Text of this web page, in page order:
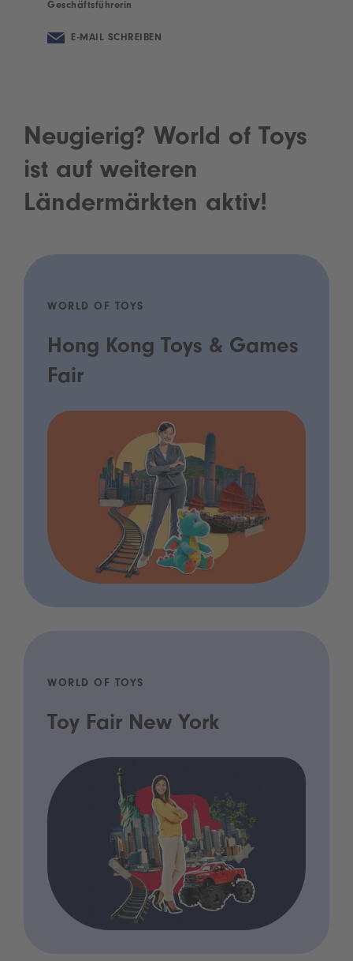
Geschäftsführerin
E-MAIL SCHREIBEN
Neugierig? World of Toys
ist auf weiteren
Ländermärkten aktiv!
WORLD OF TOYS
Hong Kong Toys & Games
Fair
WORLD OF TOYS
Toy Fair New York